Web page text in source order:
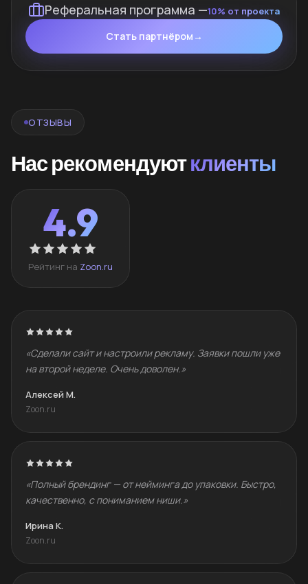
Реферальная программа —10% от проекта
Стать партнёром →
ОТЗЫВЫ
Нас рекомендуютклиенты
4.9
Рейтинг на Zoon.ru
«Сделали сайт и настроили рекламу. Заявки пошли уже
на второй неделе. Очень доволен.»
Алексей М.
Zoon.ru
«Полный брендинг — от нейминга до упаковки. Быстро,
качественно, с пониманием ниши.»
Ирина К.
Zoon.ru